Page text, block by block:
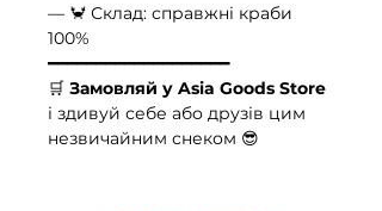
— 🦀 Склад: справжні краби
100%
━━━━━━━━━━━━━━━━━━━
🛒 Замовляй у Asia Goods Store
і здивуй себе або друзів цим
незвичайним снеком 😎